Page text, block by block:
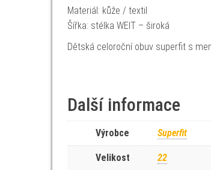
Materiál: kůže / textil
Šířka: stélka WEIT – široká
Dětská celoroční obuv superfit s
Další informace
Výrobce Superfit
Velikost 22